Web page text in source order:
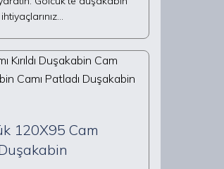
ihtiyaçlarınız…
120X95 Cam